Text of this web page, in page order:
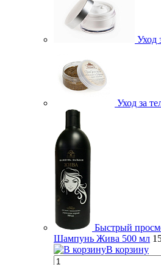
Уход
Уход за
Быстрый
Шампунь Жива 500 мл
В корзину